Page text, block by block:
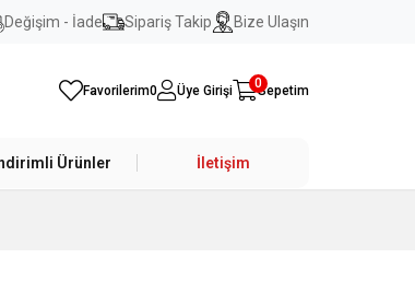
Değişim - İade Sipariş Takip Bize Ulaşın
Favorilerim0 Üye Girişi Sepetim
0
Ürünler İletişim